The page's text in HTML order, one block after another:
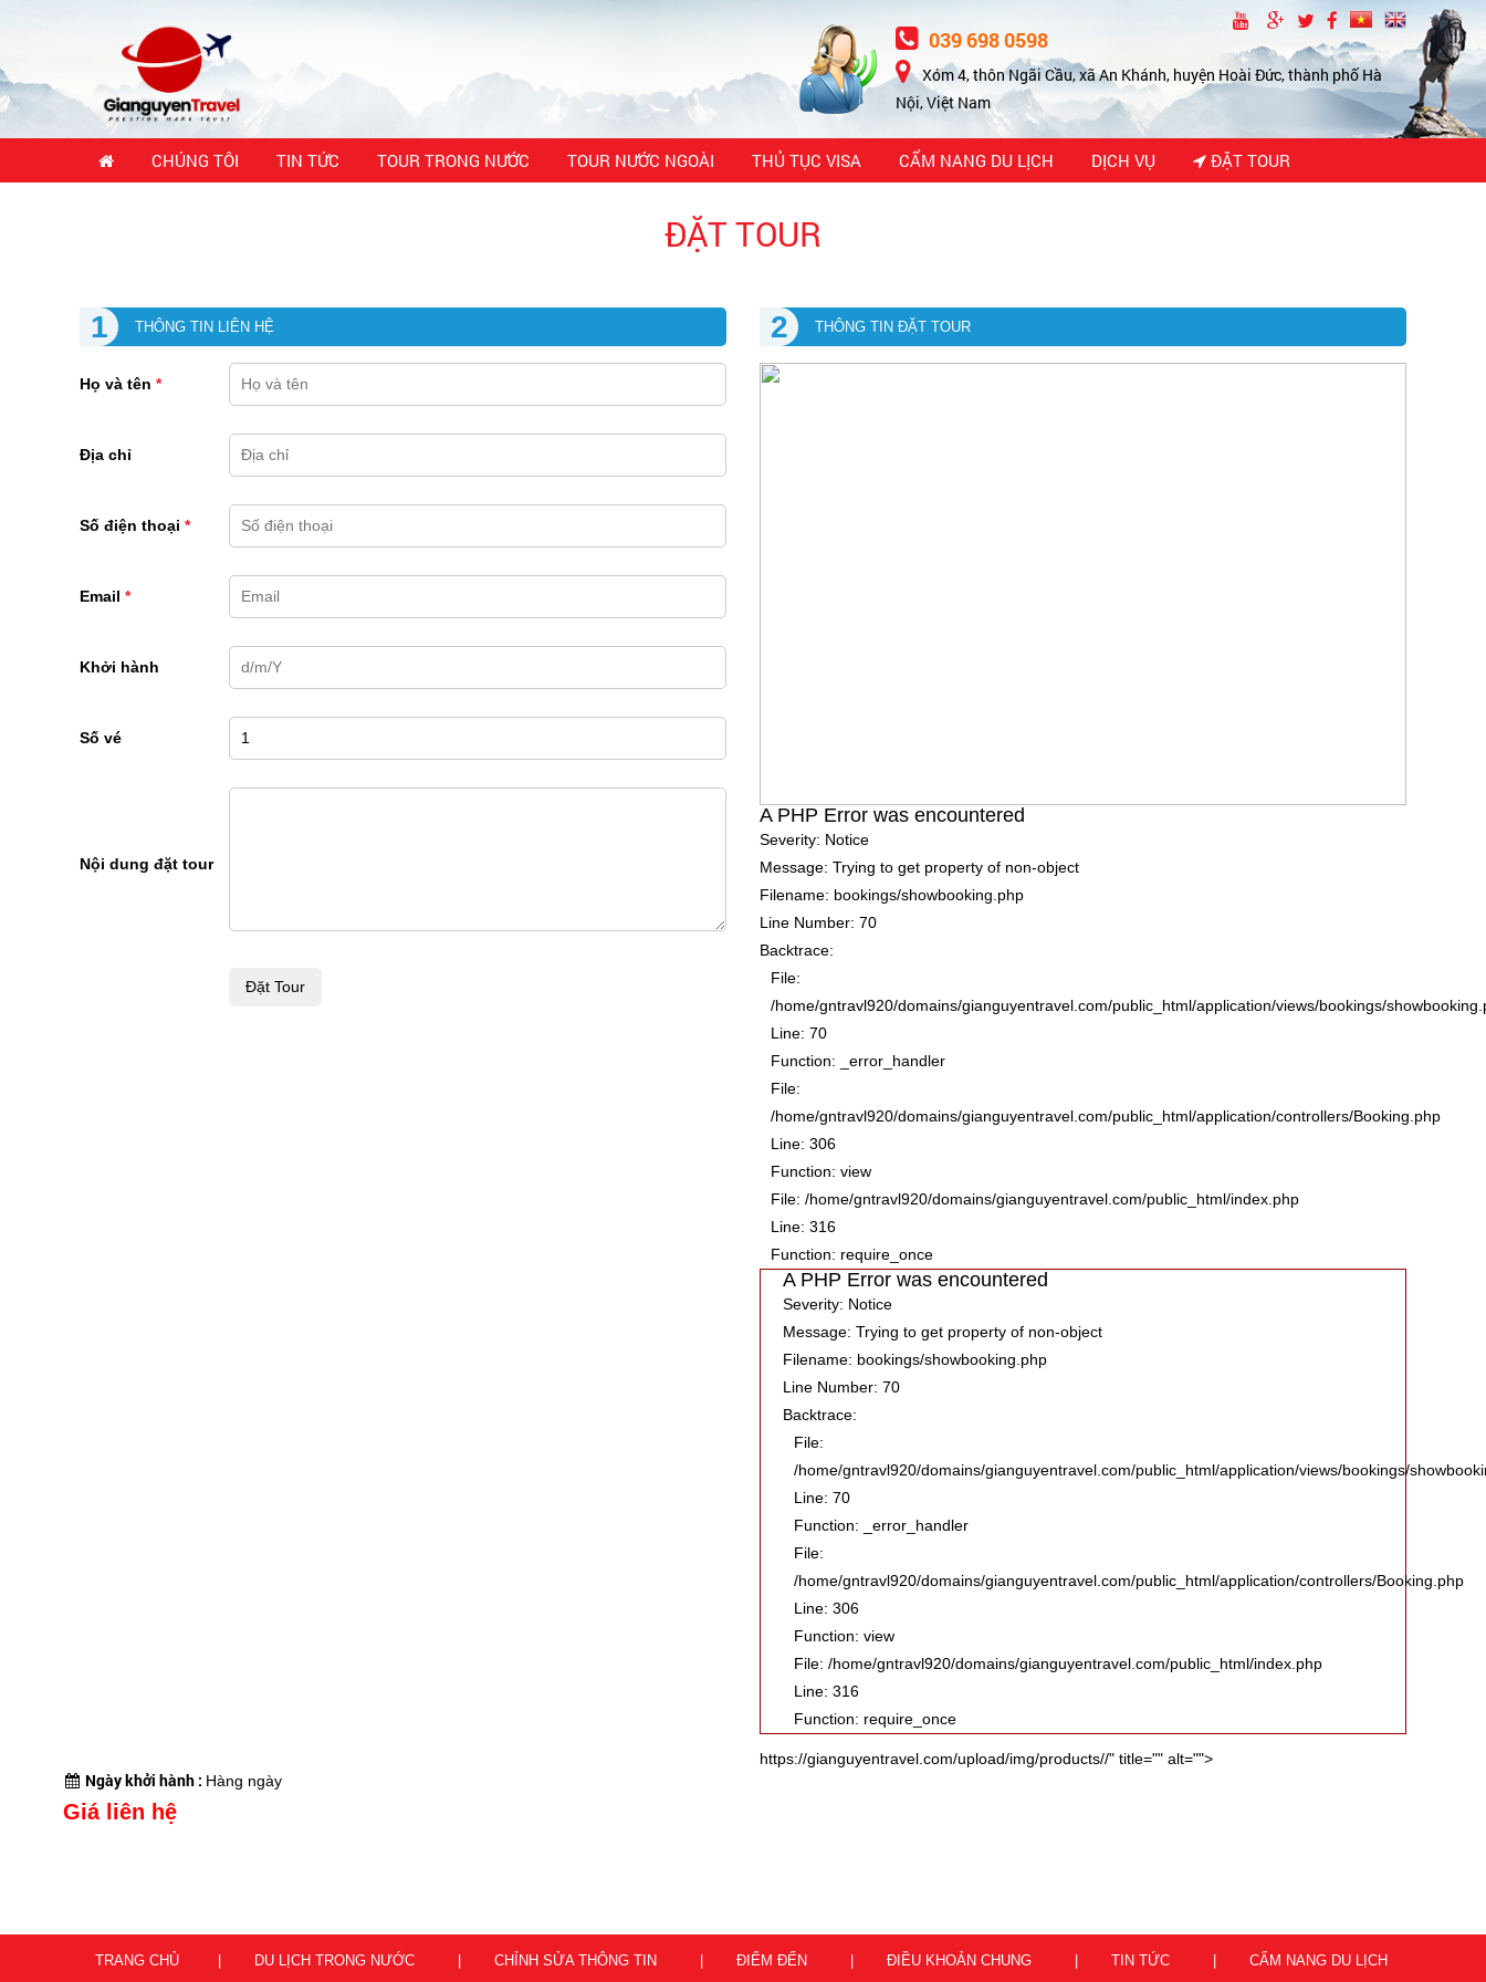
039 698 0598
Xóm 4, thôn Ngãi Cầu, xã An Khánh, huyện Hoài Đức, thành phố Hà
Nội, Việt Nam
CHÚNG TÔI TIN TỨC TOUR TRONG NƯỚC TOUR NƯỚC NGOÀI THỦ TỤC VISA CẨM NANG DU LỊCH DỊCH VỤ ĐẶT TOUR
ĐẶT TOUR
THÔNG TIN LIÊN HỆ
1
Họ và tên *
Địa chỉ
Số điện thoại *
Email *
Khởi hành
Số vé
Nội dung đặt tour
Đặt Tour
THÔNG TIN ĐẶT TOUR
2
A PHP Error was encountered
Severity: Notice
Message: Trying to get property of non-object
Filename: bookings/showbooking.php
Line Number: 70
Backtrace:
File:
/home/gntravl920/domains/gianguyentravel.com/public_html/application/views/bookings/
Line: 70
Function: _error_handler
File:
/home/gntravl920/domains/gianguyentravel.com/public_html/application/controllers/Booking.php
Line: 306
Function: view
File: /home/gntravl920/domains/gianguyentravel.com/public_html/index.php
Line: 316
Function: require_once
A PHP Error was encountered
Severity: Notice
Message: Trying to get property of non-object
Filename: bookings/showbooking.php
Line Number: 70
Backtrace:
File:
/home/gntravl920/domains/gianguyentravel.com/public_html/application/views/bookings/
Line: 70
Function: _error_handler
File:
/home/gntravl920/domains/gianguyentravel.com/public_html/application/controllers/Booking.php
Line: 306
Function: view
File: /home/gntravl920/domains/gianguyentravel.com/public_html/index.php
Line: 316
Function: require_once
https://gianguyentravel.com/upload/img/products//" title="" alt="">
Ngày khởi hành : Hàng ngày
Giá liên hệ
TRANG CHỦ DU LỊCH TRONG NƯỚC CHỈNH SỬA THÔNG TIN ĐIỂM ĐẾN ĐIỀU KHOẢN CHUNG TIN TỨC CẨM NANG DU LỊCH